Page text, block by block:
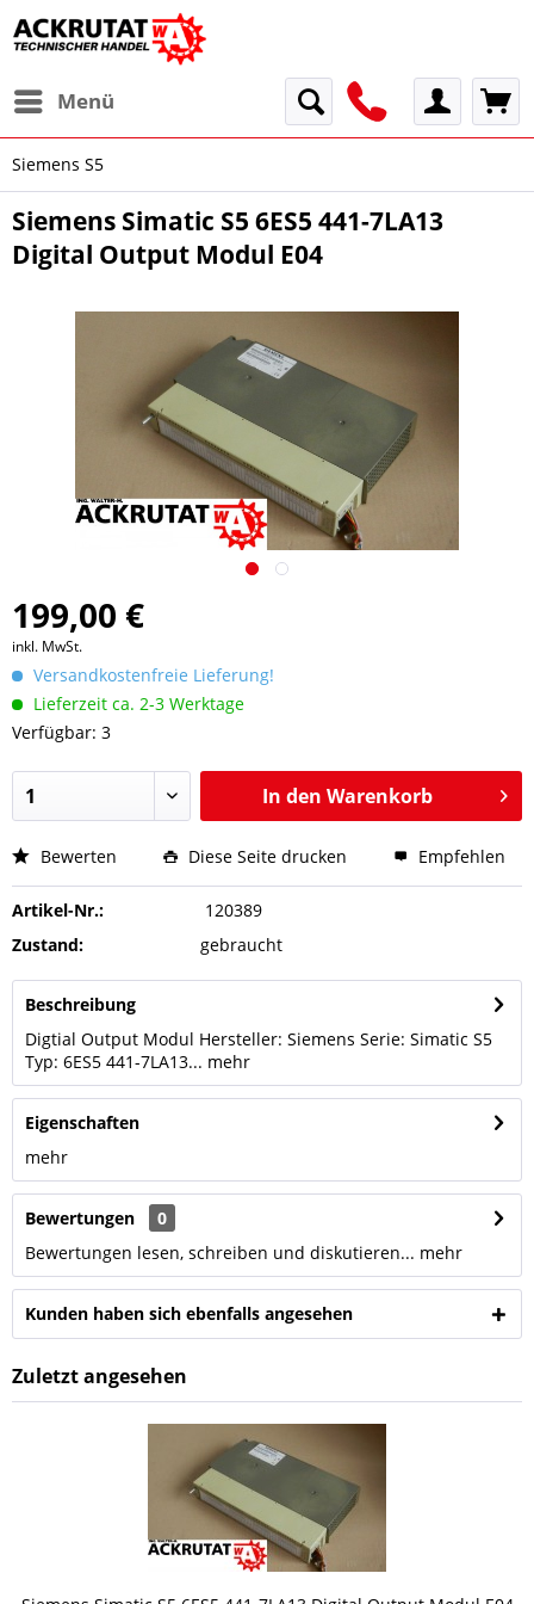
Menü
Siemens S5
Siemens Simatic S5 6ES5 441-7LA13
Digital Output Modul E04
199,00 €
inkl. MwSt.
Versandkostenfreie Lieferung!
Lieferzeit ca. 2-3 Werktage
Verfügbar: 3
In den Warenkorb
Bewerten Diese Seite drucken Empfehlen
Artikel-Nr.:
120389
Zustand:
gebraucht
Beschreibung
Digtial Output Modul Hersteller: Siemens Serie: Simatic S5
Typ: 6ES5 441-7LA13... mehr
Eigenschaften
mehr
Bewertungen
0
Bewertungen lesen, schreiben und diskutieren... mehr
Kunden haben sich ebenfalls angesehen
Zuletzt angesehen